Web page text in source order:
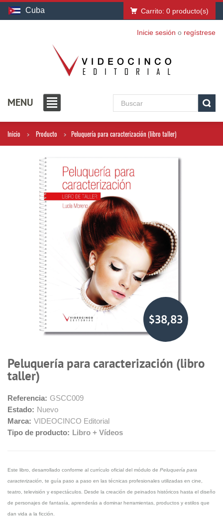
Cuba Carrito: 0 producto(s)
Inicie sesión o regístrese
MENU
Inicio Producto Peluquería para caracterización (libro taller)
$38,83
Peluquería para caracterización (libro
taller)
Referencia: GSCC009
Estado: Nuevo
Marca: VIDEOCINCO Editorial
Tipo de producto: Libro + Vídeos
Este libro, desarrollado conforme al currículo oficial del módulo de Peluquería para
caracterización, te guía paso a paso en las técnicas profesionales utilizadas en cine,
teatro, televisión y espectáculos. Desde la creación de peinados históricos hasta el diseño
de personajes de fantasía, aprenderás a dominar herramientas, productos y estilos que
dan vida a la ficción.